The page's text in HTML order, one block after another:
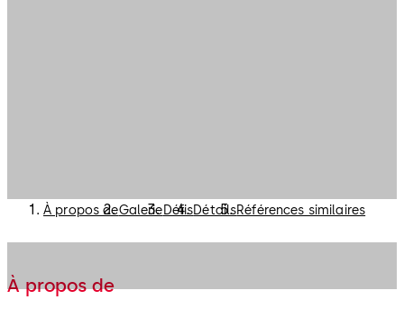
À propos deGalerieDéfisDétailsRéférences similaires
À propos de